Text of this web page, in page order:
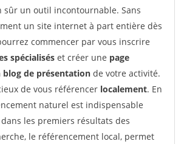
sûr un outil incontournable. Sans
un site internet à part entière dès
commencer par vous inscrire
spécialisés et créer une page
blog de présentation de votre activité.
de vous référencer localement. En
naturel est indispensable
les premiers résultats des
le référencement local, permet